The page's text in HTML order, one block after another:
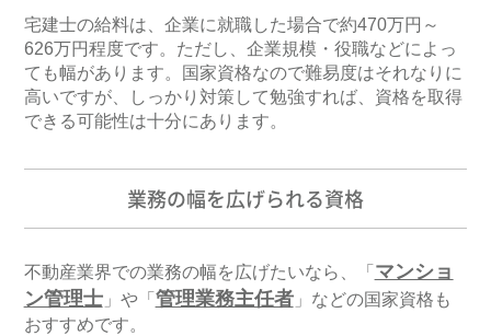
宅建士の給料は、企業に就職した場合で約470万円～
626万円程度です。ただし、企業規模・役職などによっ
ても幅があります。国家資格なので難易度はそれなりに
高いですが、しっかり対策して勉強すれば、資格を取得
できる可能性は十分にあります。
業務の幅を広げられる資格
不動産業界での業務の幅を広げたいなら、「 マンショ
ン管理士」や「 管理業務主任者」などの国家資格も
おすすめです。